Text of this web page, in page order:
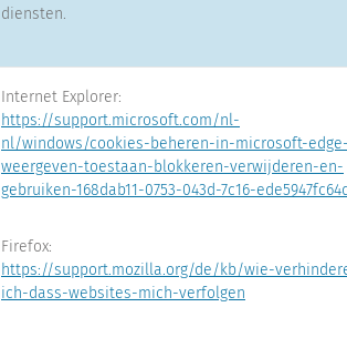
diensten.
Internet Explorer:
https://support.microsoft.com/nl-
nl/windows/cookies-beheren-in-microsoft-
weergeven-toestaan-blokkeren-verwijderen-en-
gebruiken-168dab11-0753-043d-7c16-
Firefox:
https://support.mozilla.org/de/kb/wie-
ich-dass-websites-mich-verfolgen